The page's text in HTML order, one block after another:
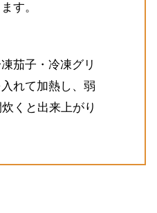
す。
茄子・冷凍グリ
れて加熱し、弱
くと出来上がり